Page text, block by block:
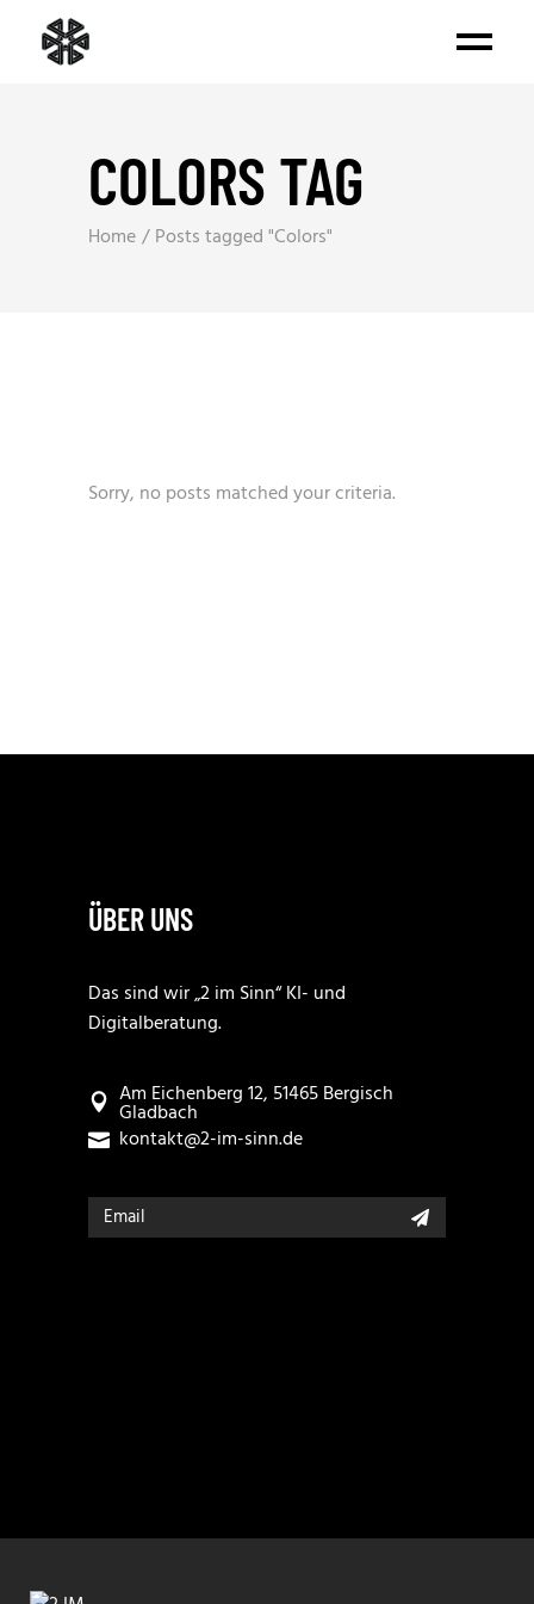
COLORS TAG
Home Posts tagged "Colors"
Sorry, no posts matched your criteria.
ÜBER UNS
Das sind wir „2 im Sinn“ KI- und
Digitalberatung.
Am Eichenberg 12, 51465 Bergisch
Gladbach
kontakt@2-im-sinn.de